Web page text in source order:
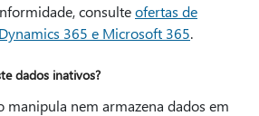
consulteofertas de
365 e Microsoft 365.
dados inativos?
manipula nem armazena dados em